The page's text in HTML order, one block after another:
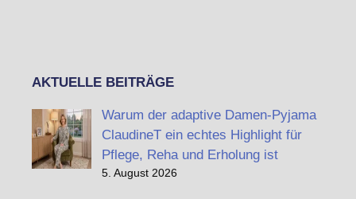
AKTUELLE BEITRÄGE
Warum der adaptive Damen-Pyjama
ClaudineT ein echtes Highlight für
Pflege, Reha und Erholung ist
5. August 2026